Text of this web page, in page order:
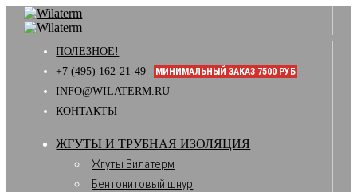
ПОЛЕЗНОЕ!
+7 (495) 162-21-49
МИНИМАЛЬНЫЙ ЗАКАЗ 7500 РУБ
INFO@WILATERM.RU
КОНТАКТЫ
ЖГУТЫ И ТРУБНАЯ ИЗОЛЯЦИЯ
Жгуты Вилатерм
Бентонитовый шнур